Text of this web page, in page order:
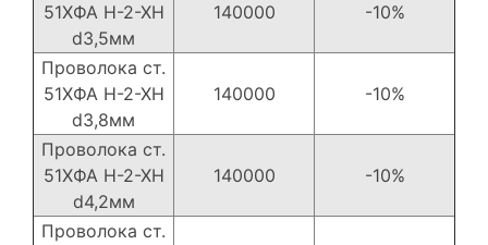
51ХФА Н-2-ХН
d3,5мм
140000 -10%
Проволока ст.
51ХФА Н-2-ХН
d3,8мм
140000 -10%
Проволока ст.
51ХФА Н-2-ХН
d4,2мм
140000 -10%
Проволока ст.